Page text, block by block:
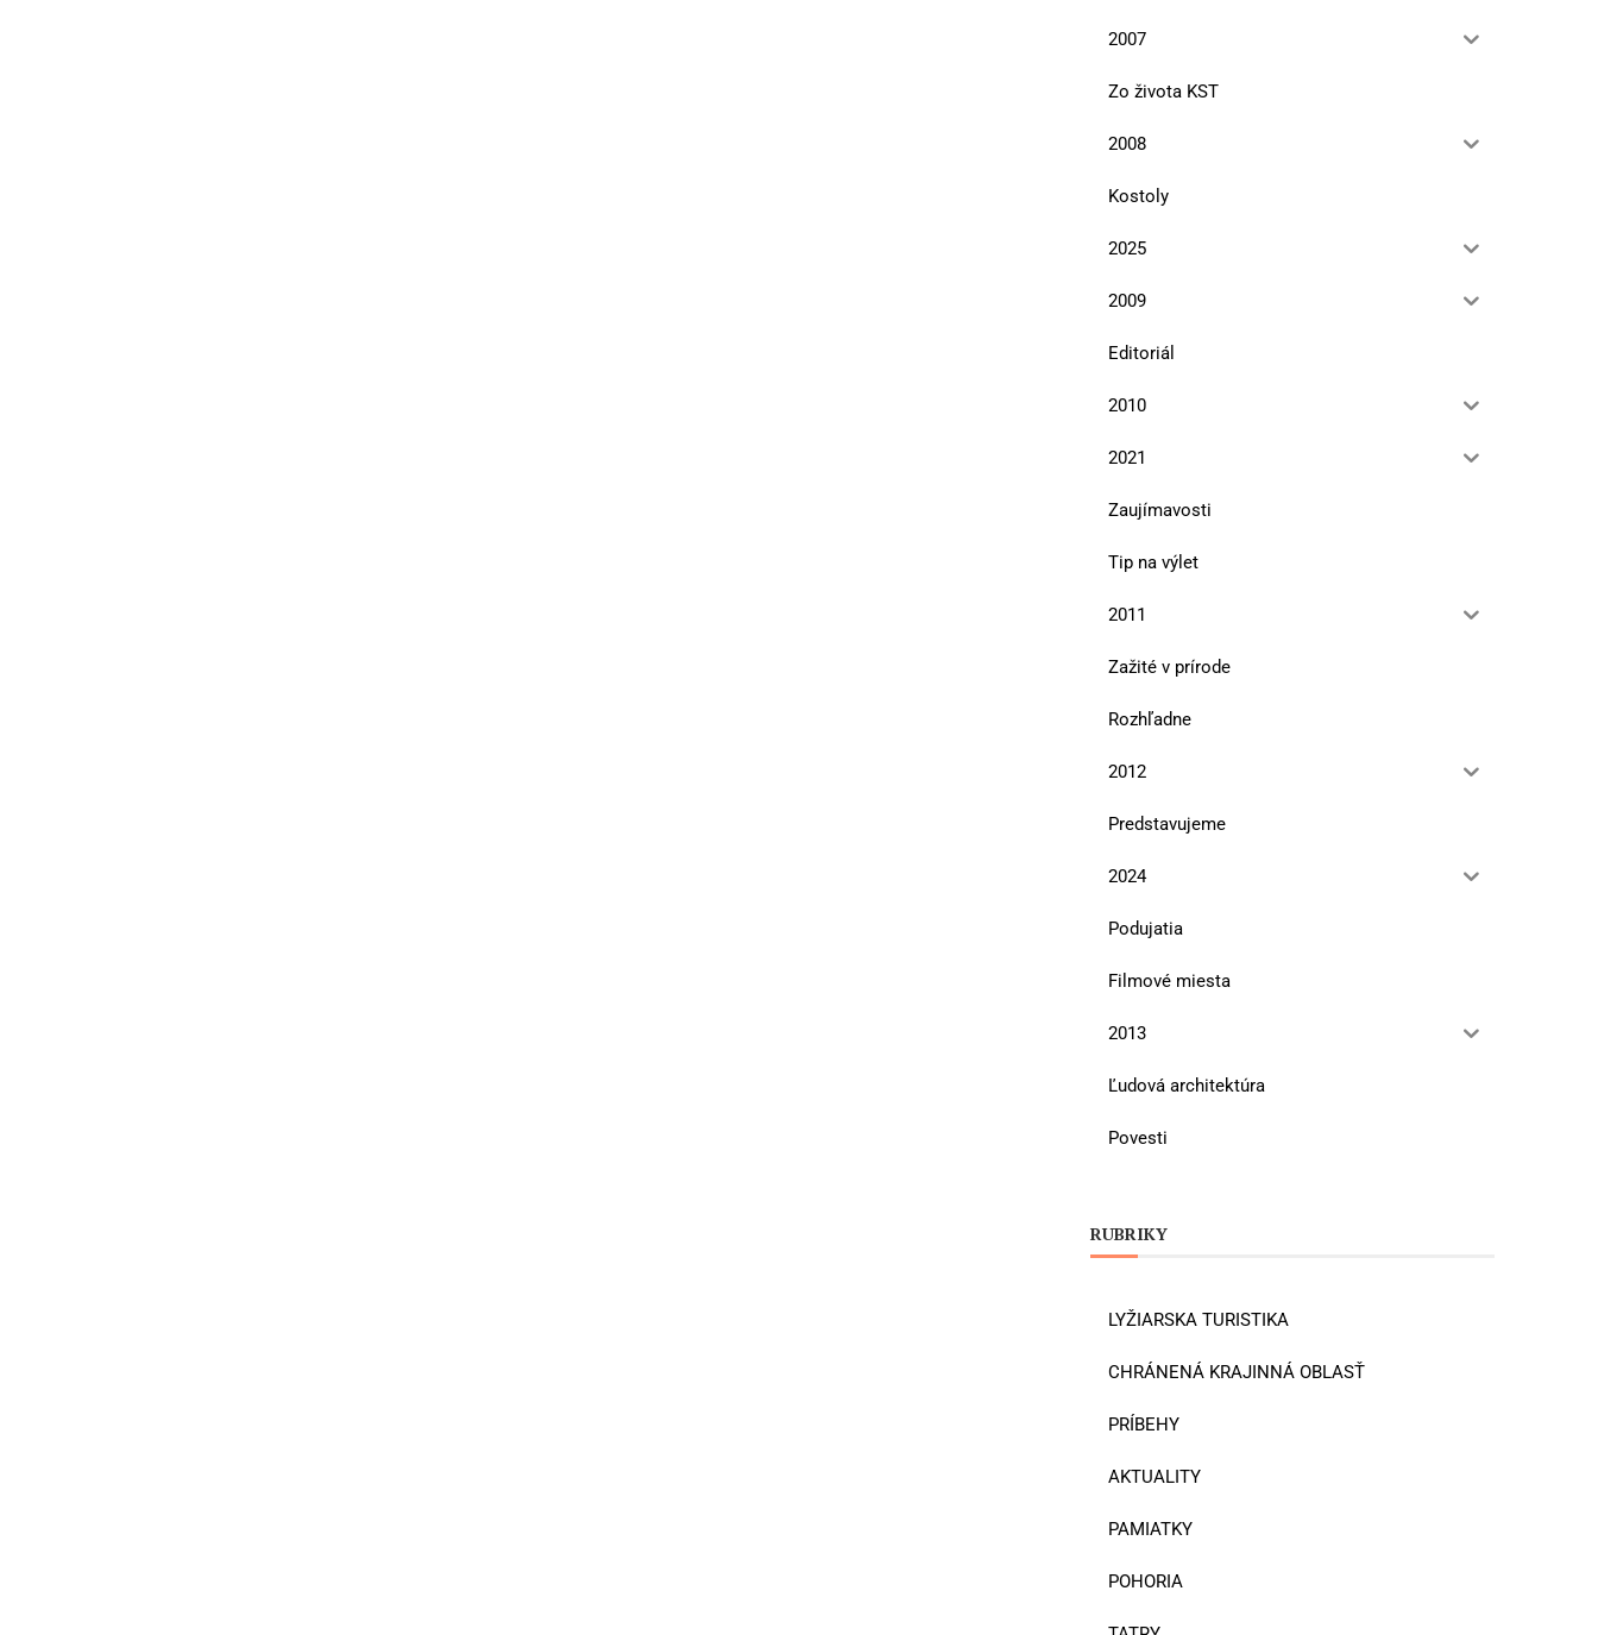
2007
Zo života KST
2008
Kostoly
2025
2009
Editoriál
2010
2021
Zaujímavosti
Tip na výlet
2011
Zažité v prírode
Rozhľadne
2012
Predstavujeme
2024
Podujatia
Filmové miesta
2013
Ľudová architektúra
Povesti
RUBRIKY
LYŽIARSKA TURISTIKA
CHRÁNENÁ KRAJINNÁ OBLASŤ
PRÍBEHY
AKTUALITY
PAMIATKY
POHORIA